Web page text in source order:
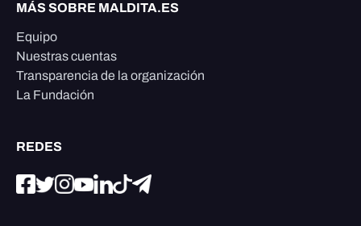
MÁS SOBRE MALDITA.ES
Equipo
Nuestras cuentas
Transparencia de la organización
La Fundación
REDES